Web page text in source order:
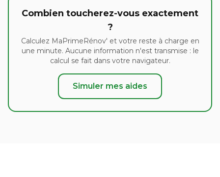
Combien toucherez-vous exactement
?
Calculez MaPrimeRénov' et votre reste à charge en
une minute. Aucune information n'est transmise : le
calcul se fait dans votre navigateur.
Simuler mes aides